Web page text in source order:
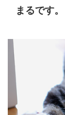
まるです。